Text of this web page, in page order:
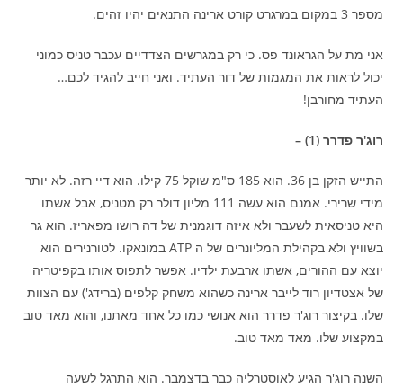
מספר 3 במקום במרגרט קורט ארינה התנאים יהיו זהים.
אני מת על הגראונד פס. כי רק במגרשים הצדדיים עכבר טניס כמוני
יכול לראות את המגמות של דור העתיד. ואני חייב להגיד לכם…
העתיד מחורבן!
רוג'ר פדרר (1) –
התייש הזקן בן 36. הוא 185 ס"מ שוקל 75 קילו. הוא דיי רזה. לא יותר
מידי שרירי. אמנם הוא עשה 111 מליון דולר רק מטניס, אבל אשתו
היא טניסאית לשעבר ולא איזה דוגמנית של דה רושו מפאריז. הוא גר
בשוויץ ולא בקהילת המליונרים של ה ATP במונאקו. לטורנירים הוא
יוצא עם ההורים, אשתו ארבעת ילדיו. אפשר לתפוס אותו בקפיטריה
של אצטדיון רוד לייבר ארינה כשהוא משחק קלפים (ברידג') עם הצוות
שלו. בקיצור רוג'ר פדרר הוא אנושי כמו כל אחד מאתנו, והוא מאד טוב
במקצוע שלו. מאד מאד טוב.
השנה רוג'ר הגיע לאוסטרליה כבר בדצמבר. הוא התרגל לשעה